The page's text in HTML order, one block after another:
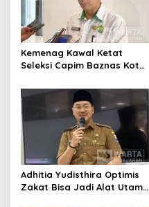
Kemenag Kawal Ketat
Seleksi Capim Baznas Kota
Komisioner Baznas
Berintegritas
Adhitia Yudisthira Optimis
Zakat Bisa Jadi Alat Utama